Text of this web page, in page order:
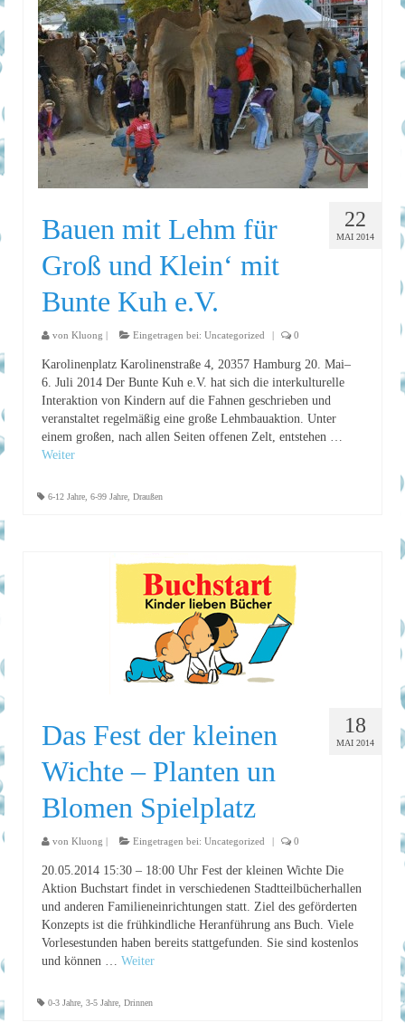
22
MAI 2014
Bauen mit Lehm für
Groß und Klein‘ mit
Bunte Kuh e.V.
von Kluong | Eingetragen bei: Uncategorized | 0
Karolinenplatz Karolinenstraße 4, 20357 Hamburg 20. Mai–
6. Juli 2014 Der Bunte Kuh e.V. hat sich die interkulturelle
Interaktion von Kindern auf die Fahnen geschrieben und
veranstaltet regelmäßig eine große Lehmbauaktion. Unter
einem großen, nach allen Seiten offenen Zelt, entstehen …
Weiter
6-12 Jahre 6-99 Jahre Draußen
18
MAI 2014
Das Fest der kleinen
Wichte – Planten un
Blomen Spielplatz
von Kluong | Eingetragen bei: Uncategorized | 0
20.05.2014 15:30 – 18:00 Uhr Fest der kleinen Wichte Die
Aktion Buchstart findet in verschiedenen Stadtteilbücherhallen
und anderen Familieneinrichtungen statt. Ziel des geförderten
Konzepts ist die frühkindliche Heranführung ans Buch. Viele
Vorlesestunden haben bereits stattgefunden. Sie sind kostenlos
und können … Weiter
0-3 Jahre 3-5 Jahre Drinnen